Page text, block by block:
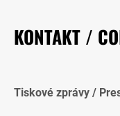
KONTAKT /
Tiskové zprávy /